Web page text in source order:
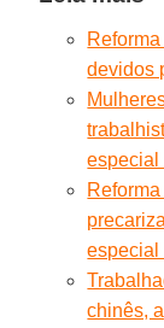
devidos
especial
especial
chinês,